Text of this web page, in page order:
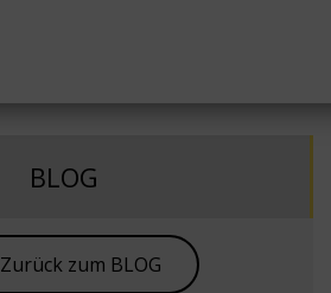
BLOG
Zurück zum BLOG